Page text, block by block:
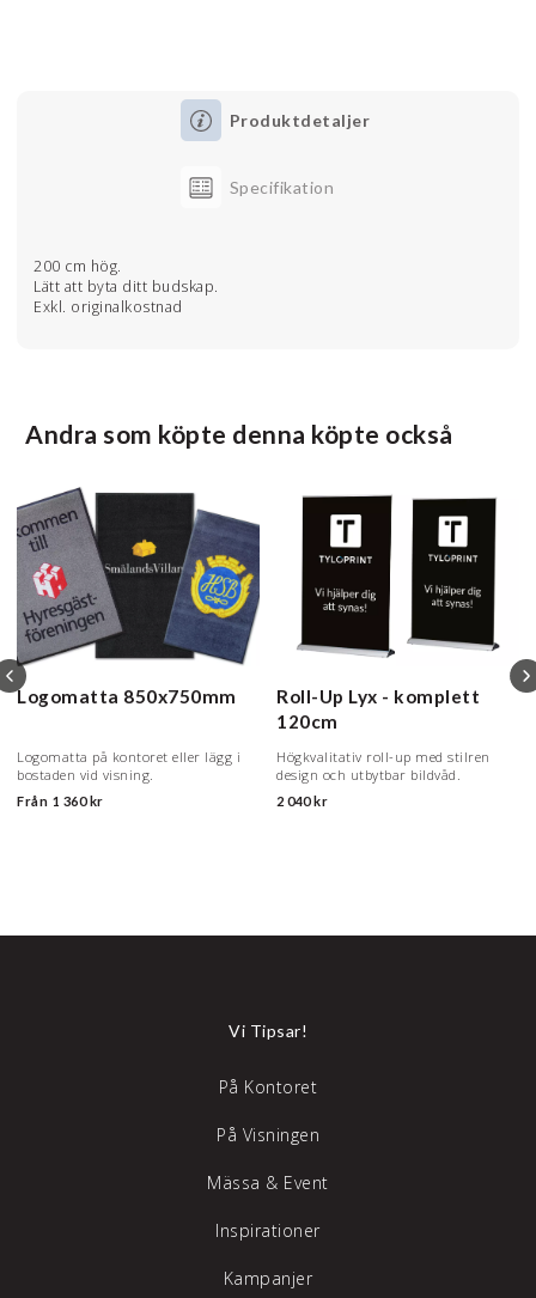
Produktdetaljer
Specifikation
200 cm hög.
Lätt att byta ditt budskap.
Exkl. originalkostnad
Andra som köpte denna köpte också
Logomatta 850x750mm
Logomatta på kontoret eller lägg i
bostaden vid visning.
Från 1 360 kr
Roll-Up Lyx - komplett
120cm
Högkvalitativ roll-up med stilren
design och utbytbar bildvåd.
2 040 kr
Vi Tipsar!
På Kontoret
På Visningen
Mässa & Event
Inspirationer
Kampanjer